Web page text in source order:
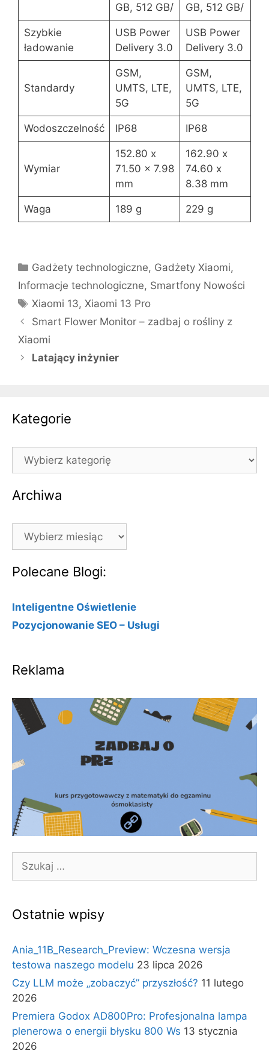
GB, 512 GB/
GB, 512 GB/
Szybkie
ładowanie
USB Power
Delivery 3.0
USB Power
Delivery 3.0
Standardy
GSM,
UMTS, LTE,
5G
GSM,
UMTS, LTE,
5G
Wodoszczelność IP68 IP68
Wymiar
152.80 x
71.50 x 7.98
mm
162.90 x
74.60 x
8.38 mm
Waga 189 g 229 g
Kategorie
Gadżety technologiczne, Gadżety Xiaomi,
Informacje technologiczne, Smartfony Nowości
Tagi
Xiaomi 13,Xiaomi 13 Pro
Smart Flower Monitor – zadbaj o rośliny z
Xiaomi
Latający inżynier
Kategorie
Kategorie
Archiwa
Archiwa
Polecane Blogi:
Inteligentne Oświetlenie
Pozycjonowanie SEO – Usługi
Reklama
Szukaj:
Ostatnie wpisy
Ania_11B_Research_Preview: Wczesna wersja
testowa naszego modelu 23 lipca 2026
Czy LLM może „zobaczyć” przyszłość? 11 lutego
2026
Premiera Godox AD800Pro: Profesjonalna lampa
plenerowa o energii błysku 800 Ws 13 stycznia
2026